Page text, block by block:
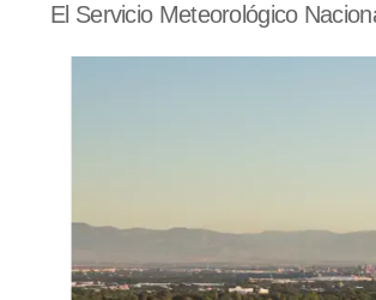
El Servicio Meteorológico